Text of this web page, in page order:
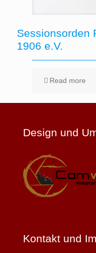
Sessionsorden
1906 e.V.
Read more
Design und
Kontakt und